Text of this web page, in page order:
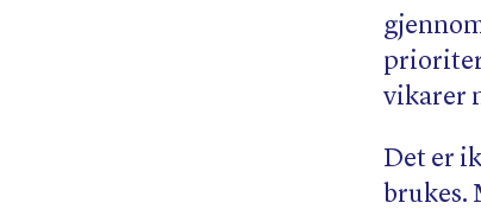
vikarer
Det er
brukes.